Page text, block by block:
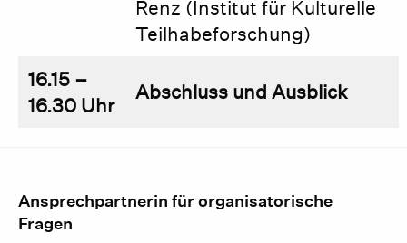
Renz (Institut für Kulturelle
Teilhabeforschung)
16.15 –
16.30 Uhr
Abschluss und Ausblick
Ansprechpartnerin für organisatorische
Fragen